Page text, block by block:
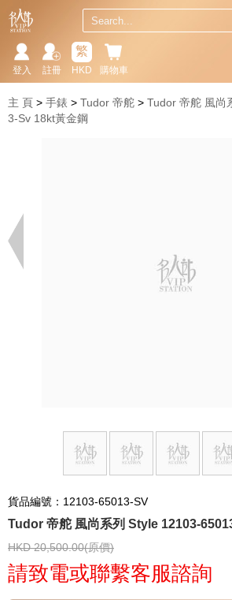
購物車
繁
HKD
註冊
登入
主 頁 手錶 Tudor 帝舵
Tudor 帝舵 風尚
3-Sv 18kt黃金鋼
貨品編號：12103-65013-SV
Tudor 帝舵 風尚系列 Style 12103-
HKD 20,500.00(原價)
請致電或聯繫客服諮詢